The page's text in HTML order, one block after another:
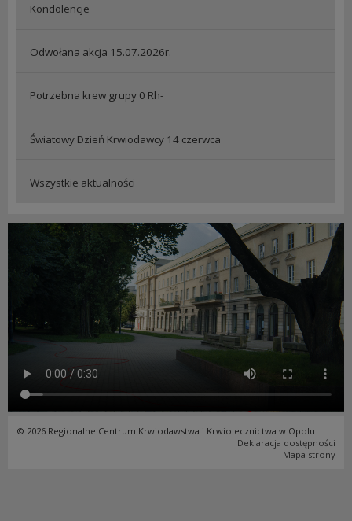
Kondolencje
Odwołana akcja 15.07.2026r.
Potrzebna krew grupy 0 Rh-
Światowy Dzień Krwiodawcy 14 czerwca
Wszystkie aktualności
© 2026 Regionalne Centrum Krwiodawstwa i Krwiolecznictwa w Opolu
Deklaracja dostępności
Mapa strony